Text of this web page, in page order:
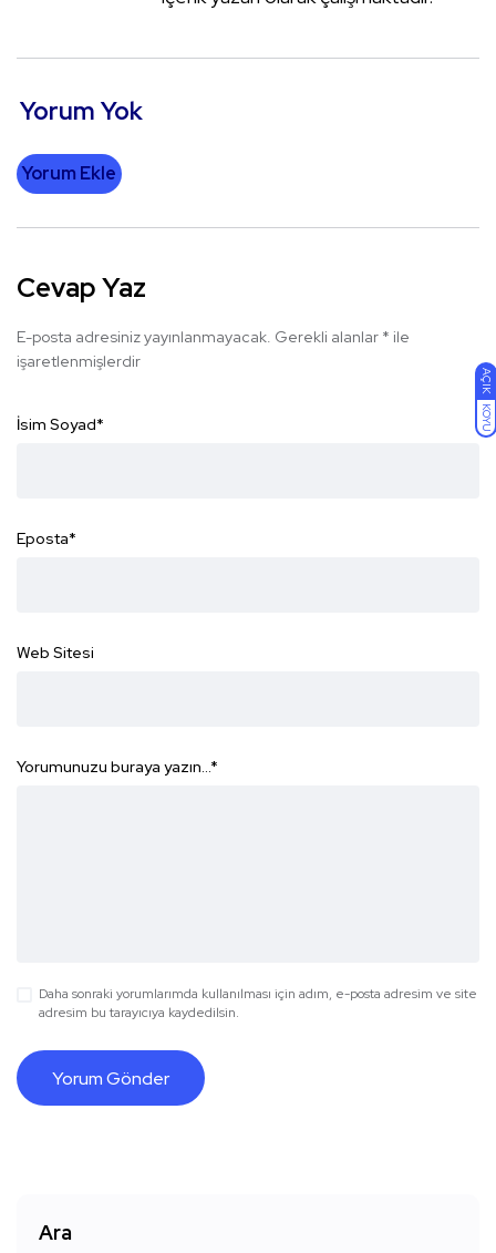
AÇIK
KOYU
Yorum Yok
Yorum Ekle
Cevap Yaz
E-posta adresiniz yayınlanmayacak. Gerekli alanlar * ile
işaretlenmişlerdir
İsim Soyad*
Eposta*
Web Sitesi
Yorumunuzu buraya yazın...*
Daha sonraki yorumlarımda kullanılması için adım, e-posta adresim ve site
adresim bu tarayıcıya kaydedilsin.
Ara